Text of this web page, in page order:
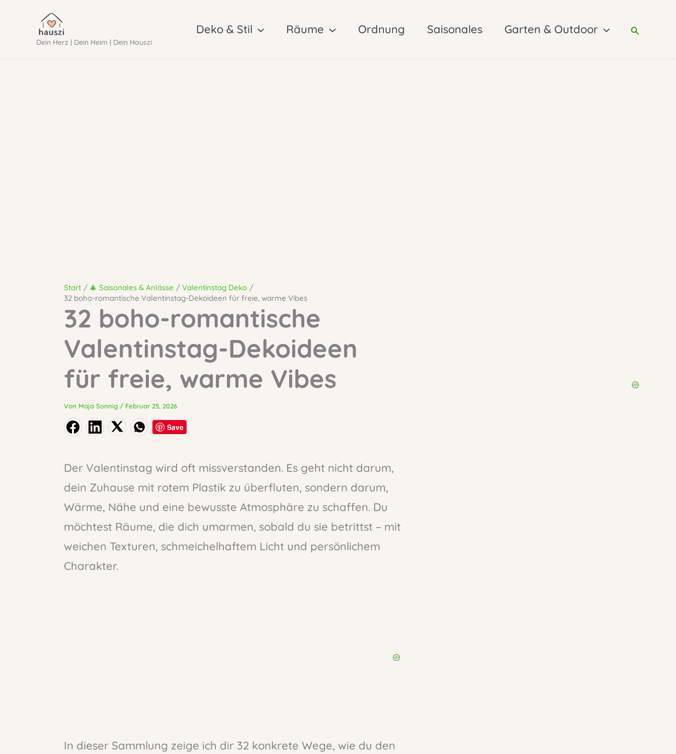
springenDein Herz | Dein Heim | Dein Hauszi
Deko & Stil Räume Ordnung Saisonales Garten & Outdoor Suchen
Start 🎄 Saisonales & Anlässe
Valentinstag Deko
32 boho-romantische Valentinstag-Dekoideen für freie, warme Vibes
32 boho-romantische
Valentinstag-Dekoideen
für freie, warme Vibes
Von Maja Sonnig / Februar 25, 2026
Save
Der Valentinstag wird oft missverstanden. Es geht nicht darum,
dein Zuhause mit rotem Plastik zu überfluten, sondern darum,
Wärme, Nähe und eine bewusste Atmosphäre zu schaffen. Du
möchtest Räume, die dich umarmen, sobald du sie betrittst – mit
weichen Texturen, schmeichelhaftem Licht und persönlichem
Charakter.
In dieser Sammlung zeige ich dir 32 konkrete Wege, wie du den